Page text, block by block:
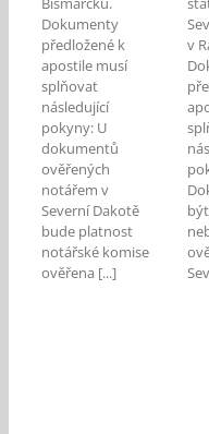
Dokumenty
předložené k
apostile musí
splňovat
následující
pokyny: U
dokumentů
ověřených
notářem v
Severní Dakotě
bude platnost
notářské komise
ověřena [...]
v